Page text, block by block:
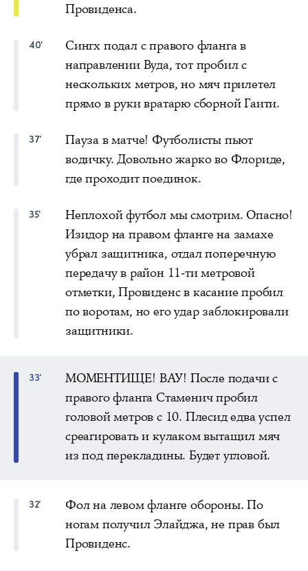
Провиденса.
40'
Сингх подал с правого фланга в
направлении Вуда, тот пробил с
нескольких метров, но мяч прилетел
прямо в руки вратарю сборной Гаити.
37'
Пауза в матче! Футболисты пьют
водичку. Довольно жарко во Флориде,
где проходит поединок.
35'
Неплохой футбол мы смотрим. Опасно!
Изидор на правом фланге на замахе
убрал защитника, отдал поперечную
передачу в район 11-ти метровой
отметки, Провиденс в касание пробил
по воротам, но его удар заблокировали
защитники.
33'
МОМЕНТИЩЕ! ВАУ! После подачи с
правого фланга Стаменич пробил
головой метров с 10. Плесид едва успел
среагировать и кулаком вытащил мяч
из под перекладины. Будет угловой.
32'
Фол на левом фланге обороны. По
ногам получил Элайджа, не прав был
Провиденс.